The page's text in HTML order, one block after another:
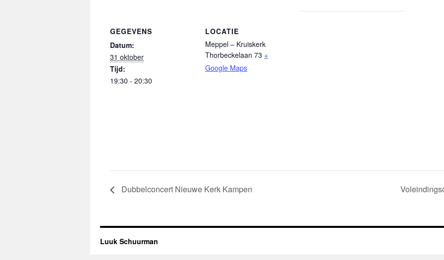
GEGEVENS
Datum:
31 oktober
Tijd:
19:30 - 20:30
LOCATIE
Meppel – Kruiskerk
Thorbeckelaan 73 +
Google Maps
Dubbelconcert Nieuwe Kerk Kampen
Luuk Schuurman